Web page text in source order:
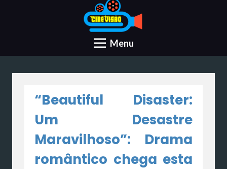
Menu
“Beautiful Disaster:
Um Desastre
Maravilhoso”: Drama
romântico chega esta